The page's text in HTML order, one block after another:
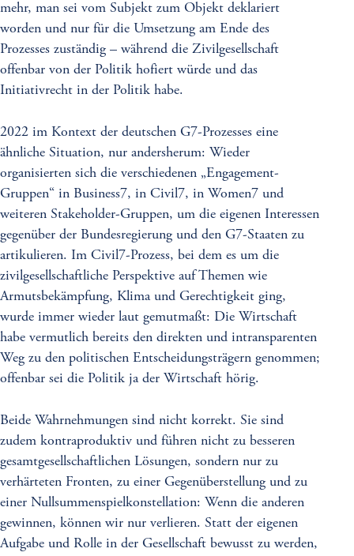
mehr, man sei vom Subjekt zum Objekt deklariert
worden und nur für die Umsetzung am Ende des
Prozesses zuständig – während die Zivilgesellschaft
offenbar von der Politik hofiert würde und das
Initiativrecht in der Politik habe.
2022 im Kontext der deutschen G7-Prozesses eine
ähnliche Situation, nur andersherum: Wieder
organisierten sich die verschiedenen „Engagement-
Gruppen“ in Business7, in Civil7, in Women7 und
weiteren Stakeholder-Gruppen, um die eigenen Interessen
gegenüber der Bundesregierung und den G7-Staaten zu
artikulieren. Im Civil7-Prozess, bei dem es um die
zivilgesellschaftliche Perspektive auf Themen wie
Armutsbekämpfung, Klima und Gerechtigkeit ging,
wurde immer wieder laut gemutmaßt: Die Wirtschaft
habe vermutlich bereits den direkten und intransparenten
Weg zu den politischen Entscheidungsträgern genommen;
offenbar sei die Politik ja der Wirtschaft hörig.
Beide Wahrnehmungen sind nicht korrekt. Sie sind
zudem kontraproduktiv und führen nicht zu besseren
gesamtgesellschaftlichen Lösungen, sondern nur zu
verhärteten Fronten, zu einer Gegenüberstellung und zu
einer Nullsummenspielkonstellation: Wenn die anderen
gewinnen, können wir nur verlieren. Statt der eigenen
Aufgabe und Rolle in der Gesellschaft bewusst zu werden,